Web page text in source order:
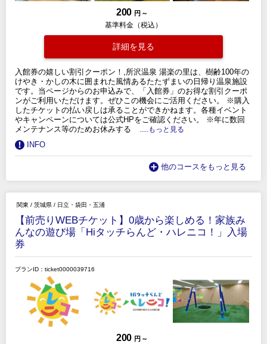
200 円 ～
基準料金（税込）
詳細を見る
入館券の嬉しい割引クーポン！,所沢温泉 湯楽の里は、樹齢100年の
けやき・かしの木に囲まれた風情あるたたずまいの日帰り温泉施設
です。当ページからのお申込みで、「入館券」のお得な割引クーポ
ンがご利用いただけます。ぜひこの機会にご活用ください。 ※購入
したチケットの払い戻しは承ることができかねます。各種イベント
やキャンペーンについては公式HPをご確認ください。 ※年に数回
メンテナンス等のためお休みする
.....もっと見る
INFO
他のコースをもっと見る
関東 / 茨城県 / 日立・袋田・五浦
【前売りWEBチケット】0歳から楽しめる！家族み
んなの遊び場「Hiタッチらんど・ハレニコ！」入場
券
プランID：ticket0000039716
200 円 ～